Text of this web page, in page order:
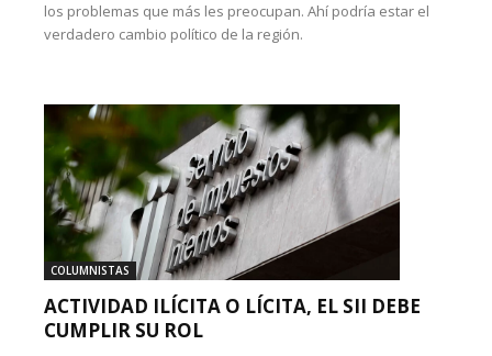
los problemas que más les preocupan. Ahí podría estar el
verdadero cambio político de la región.
COLUMNISTAS
ACTIVIDAD ILÍCITA O LÍCITA, EL SII DEBE
CUMPLIR SU ROL